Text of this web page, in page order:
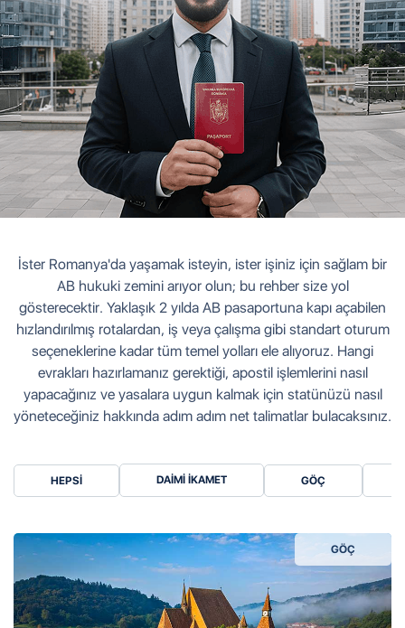
İster Romanya'da yaşamak isteyin, ister işiniz için sağlam bir
AB hukuki zemini arıyor olun; bu rehber size yol
gösterecektir. Yaklaşık 2 yılda AB pasaportuna kapı açabilen
hızlandırılmış rotalardan, iş veya çalışma gibi standart oturum
seçeneklerine kadar tüm temel yolları ele alıyoruz. Hangi
evrakları hazırlamanız gerektiği, apostil işlemlerini nasıl
yapacağınız ve yasalara uygun kalmak için statünüzü nasıl
yöneteceğiniz hakkında adım adım net talimatlar bulacaksınız.
HEPSI DAIMI İKAMET GÖÇ
GÖÇ